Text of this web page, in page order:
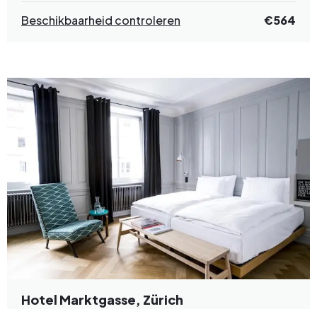
Beschikbaarheid controleren €564
Hotel Marktgasse, Zürich